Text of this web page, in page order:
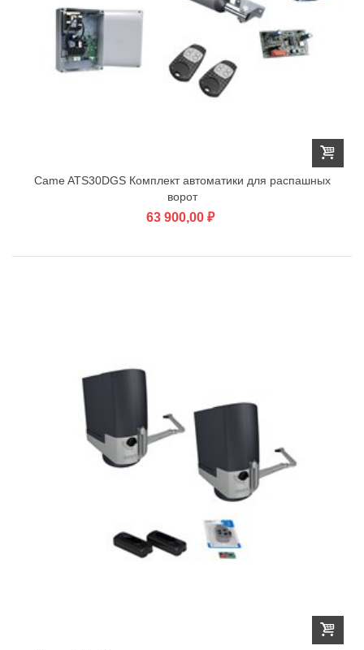
Came ATS30DGS Комплект автоматики для распашных
ворот
63 900,00 ₽